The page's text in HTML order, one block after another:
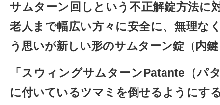
サムターン回しという不正解錠方法に
老人まで幅広い方々に安全に、無理な
う思いが新しい形のサムターン錠（内
「スウィングサムターンPatante（パ
に付いているツマミを倒せるようにす